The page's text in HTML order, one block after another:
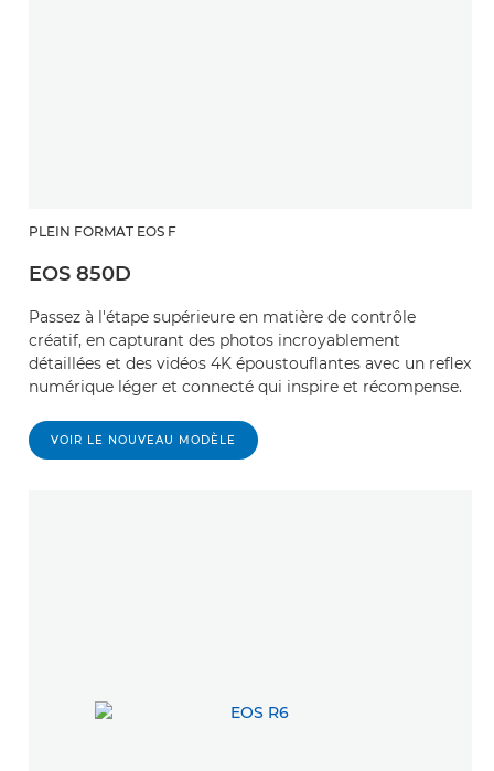
PLEIN FORMAT EOS F
EOS 850D
Passez à l'étape supérieure en matière de contrôle
créatif, en capturant des photos incroyablement
détaillées et des vidéos 4K époustouflantes avec un reflex
numérique léger et connecté qui inspire et récompense.
VOIR LE NOUVEAU MODÈLE